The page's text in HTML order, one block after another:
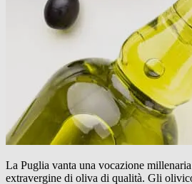
La Puglia vanta una vocazione
extravergine di oliva di qualità. Gli